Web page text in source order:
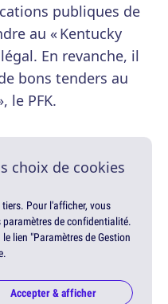
publiques de
au « Kentucky
En revanche, il
bons tenders au
le PFK.
choix de cookies
Pour l'afficher, vous
de confidentialité.
lien "Paramètres de Gestion
Accepter & afficher